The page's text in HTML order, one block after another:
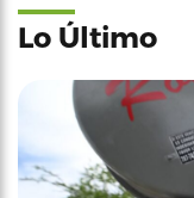
Lo Último